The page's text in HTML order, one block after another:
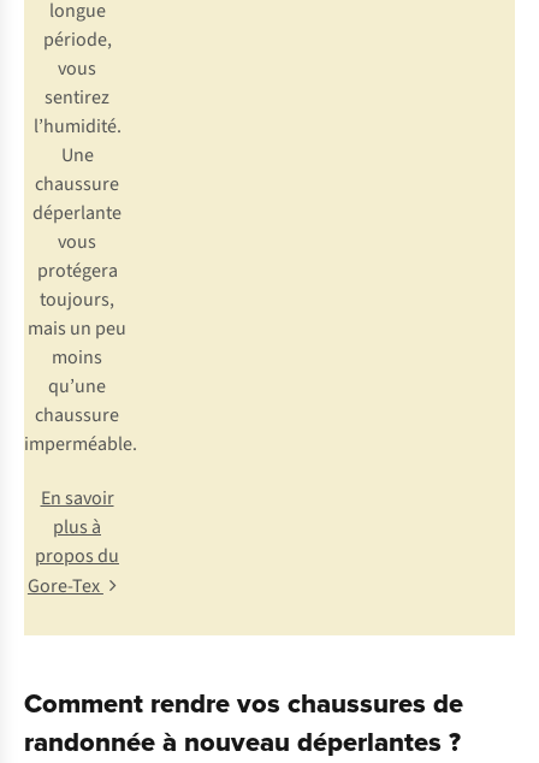
longue
période,
vous
sentirez
l’humidité.
Une
chaussure
déperlante
vous
protégera
toujours,
mais un peu
moins
qu’une
chaussure
imperméable.
En savoir
plus à
propos du
Gore-Tex
Comment rendre vos chaussures de
randonnée à nouveau déperlantes ?